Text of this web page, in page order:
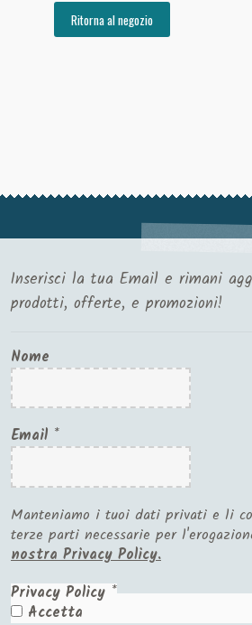
Ritorna al negozio
Inserisci la tua Email e rimani
prodotti, offerte, e promozioni!
Nome
Email *
Manteniamo i tuoi dati privati e li
terze parti necessarie per
nostra Privacy Policy.
Privacy Policy *
Accetta